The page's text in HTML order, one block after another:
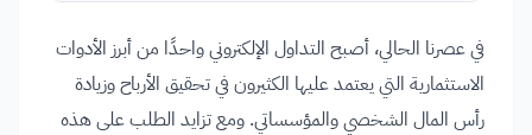
في عصرنا الحالي، أصبح التداول الإلكتروني واحدًا من أبرز الأدوات
الاستثمارية التي يعتمد عليها الكثيرون في تحقيق الأرباح وزيادة
رأس المال الشخصي والمؤسساتي. ومع تزايد الطلب على هذه